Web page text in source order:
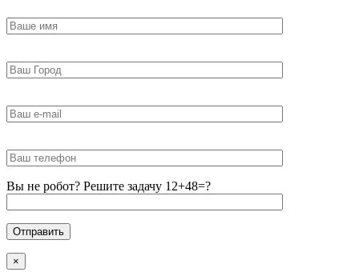
Вы не робот? Решите задачу 12+48=?
×